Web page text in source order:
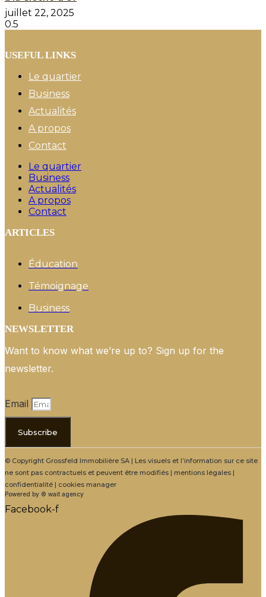
juillet 22, 2025
USEFUL LINKS
Le quartier
Business
Actualités
A propos
Contact
Le quartier
Business
Actualités
A propos
Contact
ARTICLES
Éducation
Témoignage
Business
NEWSLETTER
Want to know what we’re up to? Sign up for the
newsletter.
Email
Subscribe
© Copyright Grossfeld Immobilière SA | Les visuels et l’information sur ce site
ne sont pas contractuels et peuvent être modifiés | mentions légales |
confidentialité | cookies manager
Powered by © wait agency
Facebook-f